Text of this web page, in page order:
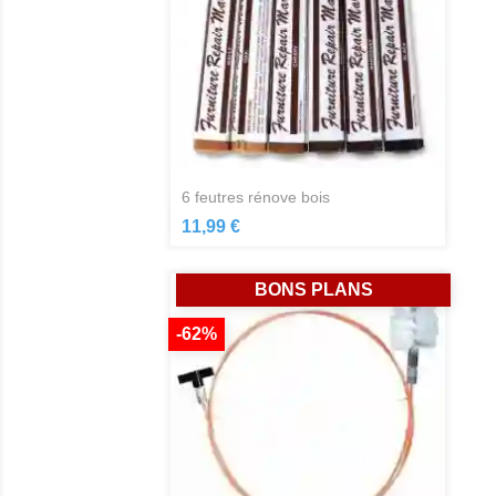
6 feutres rénove bois
11,99 €
-62%
BONS PLANS